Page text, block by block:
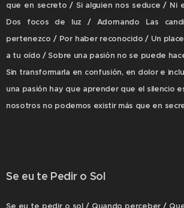
que en secreto / Si alguien nos seduce / Ni
Dos focos de luz / Adornando Las
pertenezco / Por haber reconocido / Un
a tu oído / Sobre una pasión no se puede
Sin transformarla en confusión, en dolor e
una pasión hay que aprender que el silencio
nosotros no podemos existir más que en
Se eu te Pedir o Sol